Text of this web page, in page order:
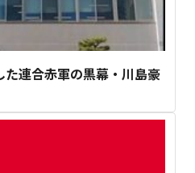
連合赤軍の黒幕・川島豪